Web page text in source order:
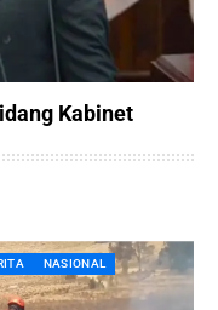
Kabinet
NASIONAL